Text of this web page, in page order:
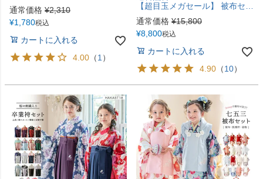
通常価格 ¥2,310
¥1,780税込
カートに入れる
4.00 （1 ）
【超目玉メガセール】 被布セット七五三 3歳女の子 着物 花刺繍チュールレース着物ワンピース＆ 被布セット 和装 TAK
通常価格 ¥15,800
¥8,800税込
カートに入れる
4.90 （10）